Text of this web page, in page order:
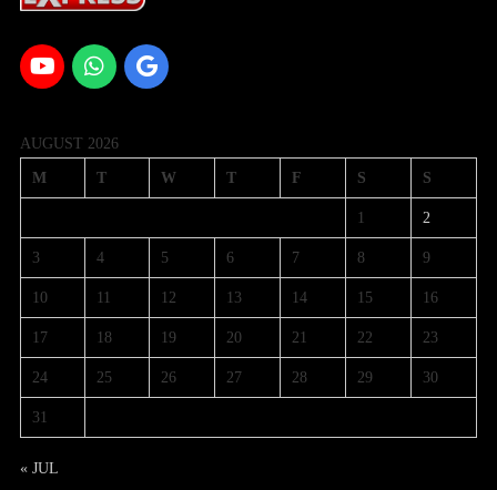
AUGUST 2026
M T W T F S S
1 2
3 4 5 6 7 8 9
10 11 12 13 14 15 16
17 18 19 20 21 22 23
24 25 26 27 28 29 30
31
« JUL